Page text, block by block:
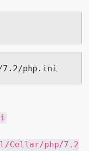
php.ini
Cellar/php/7.2